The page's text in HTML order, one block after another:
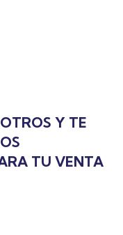
Y TE
TU VENTA